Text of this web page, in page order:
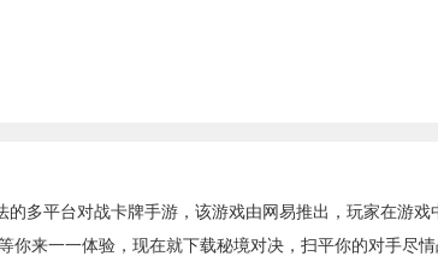
的多平台对战卡牌手游，该游戏由网易推出，玩家在游戏
你来一一体验，现在就下载秘境对决，扫平你的对手尽